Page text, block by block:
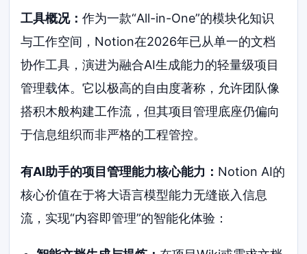
工具概况：作为一款“All-in-One”的模块化知识
与工作空间，Notion在2026年已从单一的文档
协作工具，演进为融合AI生成能力的轻量级项目
管理载体。它以极高的自由度著称，允许团队像
搭积木般构建工作流，但其项目管理底座仍偏向
于信息组织而非严格的工程管控。
有AI助手的项目管理能力核心能力： Notion AI的
核心价值在于将大语言模型能力无缝嵌入信息
流，实现“内容即管理”的智能化体验：